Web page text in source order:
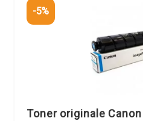
-5%
Toner originale